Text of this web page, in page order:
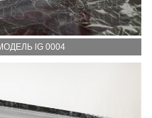
lG 0004